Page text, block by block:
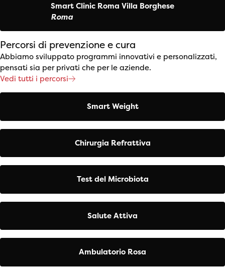
Smart Clinic Roma Villa Borghese
Roma
Percorsi di prevenzione e cura
Abbiamo sviluppato programmi innovativi e personalizzati,
pensati sia per privati che per le aziende.
Vedi tutti i percorsi
Smart Weight
Chirurgia Refrattiva
Test del Microbiota
Salute Attiva
Ambulatorio Rosa